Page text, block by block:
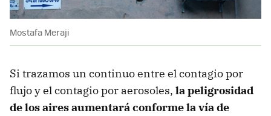
Mostafa Meraji
Si trazamos un continuo entre el contagio por
flujo y el contagio por aerosoles, la peligrosidad
de los aires aumentará conforme la vía de